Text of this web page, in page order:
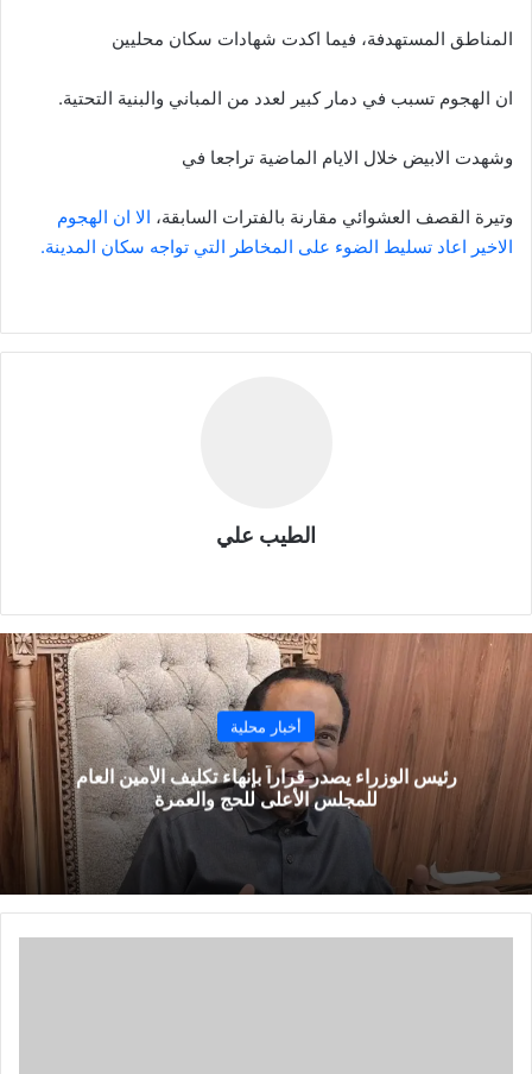
المناطق المستهدفة، فيما اكدت شهادات سكان محليين
ان الهجوم تسبب في دمار كبير لعدد من المباني والبنية التحتية.
وشهدت الابيض خلال الايام الماضية تراجعا في
وتيرة القصف العشوائي مقارنة بالفترات السابقة، الا ان الهجوم
الاخير اعاد تسليط الضوء على المخاطر التي تواجه سكان المدينة.
الطيب علي
أخبار محلية
رئيس الوزراء يصدر قراراً بإنهاء تكليف الأمين العام
للمجلس الأعلى للحج والعمرة